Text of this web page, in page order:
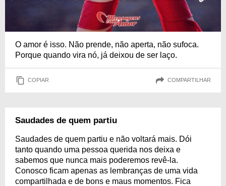
O amor é isso. Não prende, não aperta, não sufoca.
Porque quando vira nó, já deixou de ser laço.
COPIAR COMPARTILHAR
Saudades de quem partiu
Saudades de quem partiu e não voltará mais. Dói
tanto quando uma pessoa querida nos deixa e
sabemos que nunca mais poderemos revê-la.
Conosco ficam apenas as lembranças de uma vida
compartilhada e de bons e maus momentos. Fica